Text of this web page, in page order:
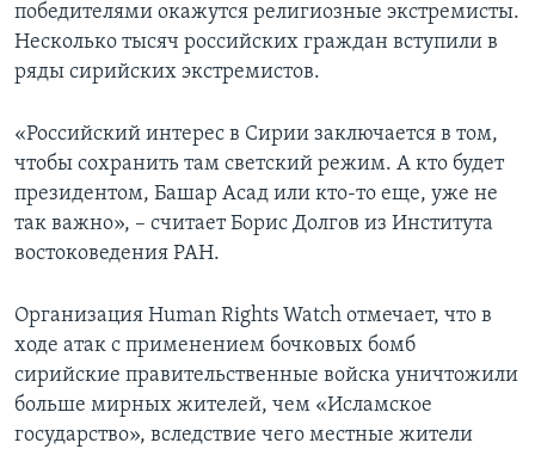
победителями окажутся религиозные экстремисты.
Несколько тысяч российских граждан вступили в
ряды сирийских экстремистов.
«Российский интерес в Сирии заключается в том,
чтобы сохранить там светский режим. А кто будет
президентом, Башар Асад или кто-то еще, уже не
так важно», – считает Борис Долгов из Института
востоковедения РАН.
Организация Human Rights Watch отмечает, что в
ходе атак с применением бочковых бомб
сирийские правительственные войска уничтожили
больше мирных жителей, чем «Исламское
государство», вследствие чего местные жители